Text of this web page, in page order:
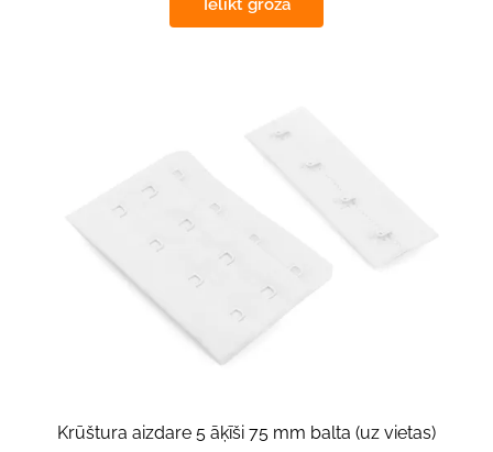
Ielikt grozā
Krūštura aizdare 5 āķīši 75 mm balta (uz vietas)